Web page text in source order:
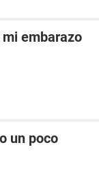
embarazo
un poco